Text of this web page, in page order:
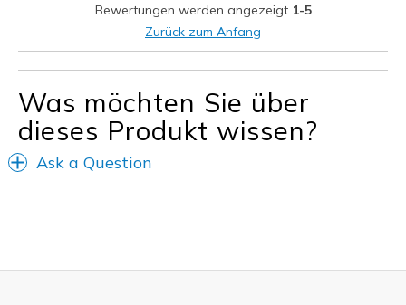
Too clunky agressive tread
Geeignete Verwendung
Yard work, have to change to avoid tracking in
Width
Feels true to width
Bewertungen werden angezeigt 1-5
Zurück zum Anfang
Was möchten Sie über
dieses Produkt wissen?
Ask a Question